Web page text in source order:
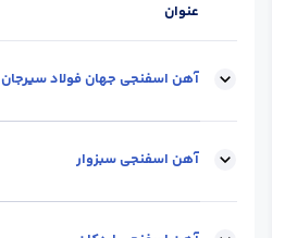
عنوان
آهن اسفنجی جهان فولاد سیرجان
واحد :کیلوگرم محل تحویل :
آهن اسفنجی سبزوار